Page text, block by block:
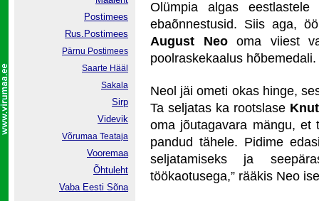
Olümpia algas eestlastele
ebaõnnestusid. Siis aga,
August Neooma viiest
poolraskekaalus
Neol jäi ometi okas hinge,
Ta seljatas ka rootslase
oma jõutagavara mängu,
pandud tähele. Pidime
seljatamiseks ja
töökaotusega,” rääkis Neo
Postimees
Rus.Postimees
Pärnu Postimees
Saarte Hääl
Sakala
Sirp
Videvik
Võrumaa Teataja
Vooremaa
Õhtuleht
Vaba Eesti Sõna